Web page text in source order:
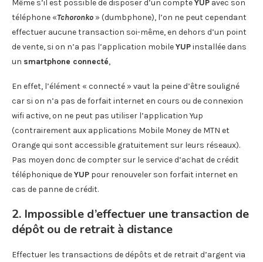
Même s’il est possible de disposer d’un compteYUP avec son
téléphone «Tchoronko » (dumbphone), l’on ne peut cependant
effectuer aucune transaction soi-même, en dehors d’un point
de vente, si on n’a pas l’application mobileYUPinstallée dans
un smartphone connecté,
En effet, l’élément « connecté » vaut la peine d’être souligné
car si on n’a pas de forfait internet en cours ou de connexion
wifi active, on ne peut pas utiliser l’application Yup
(contrairement aux applications Mobile Money de MTN et
Orange qui sont accessible gratuitement sur leurs réseaux).
Pas moyen donc de compter sur le service d’achat de crédit
téléphonique deYUP pour renouveler son forfait internet en
cas de panne de crédit.
2. Impossible d’effectuer une transaction de
dépôt ou de retrait à distance
Effectuer les transactions de dépôts et de retrait d’argent via